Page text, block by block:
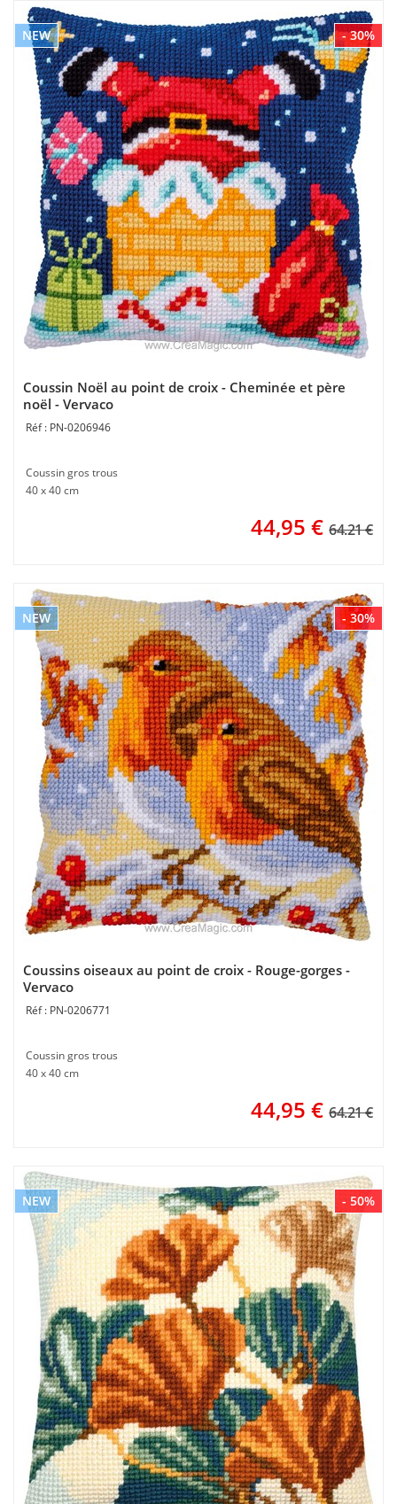
- 30%
NEW
Coussin Noël au point de croix - Cheminée et père
noël - Vervaco
PN-0206946
Coussin gros trous
40 x 40 cm
44,95 € 64.21 €
- 30%
NEW
Coussins oiseaux au point de croix - Rouge-gorges -
Vervaco
PN-0206771
Coussin gros trous
40 x 40 cm
44,95 € 64.21 €
- 50%
NEW